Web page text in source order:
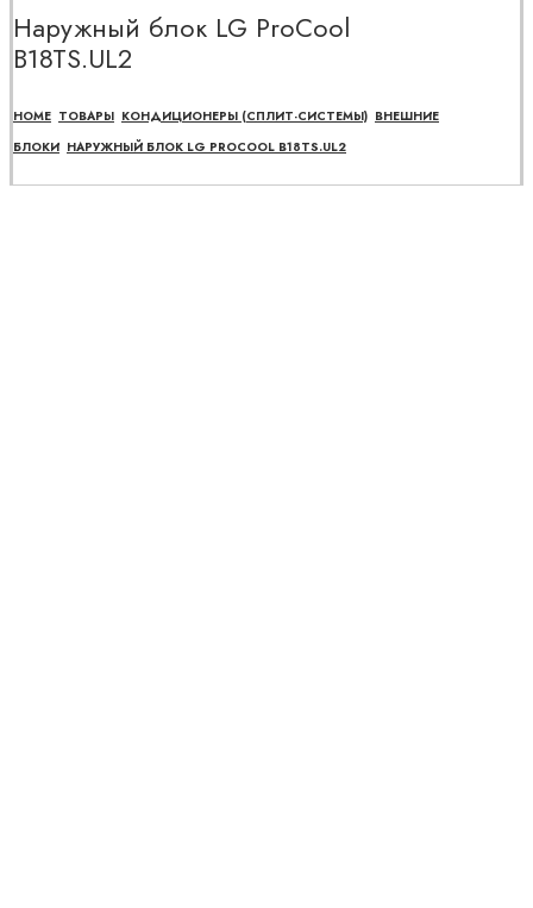
Наружный блок LG ProCool
B18TS.UL2
HOME ТОВАРЫ КОНДИЦИОНЕРЫ (СПЛИТ-СИСТЕМЫ) ВНЕШНИЕ
БЛОКИ НАРУЖНЫЙ БЛОК LG PROCOOL B18TS.UL2